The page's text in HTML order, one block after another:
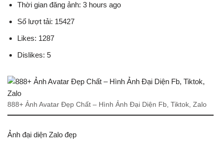
Thời gian đăng ảnh: 3 hours ago
Số lượt tải: 15427
Likes: 1287
Dislikes: 5
888+ Ảnh Avatar Đẹp Chất – Hình Ảnh Đại Diện Fb, Tiktok, Zalo
Ảnh đại diện Zalo đẹp